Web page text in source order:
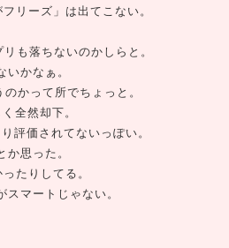
リーズ」は出てこない。
も落ちないのかしらと。
かなぁ。
かって所でちょっと。
全然却下。
価されてないっぽい。
思った。
たりしてる。
マートじゃない。